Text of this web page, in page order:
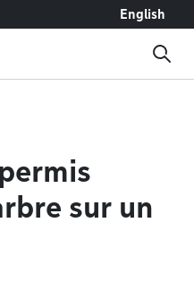
English
sur un